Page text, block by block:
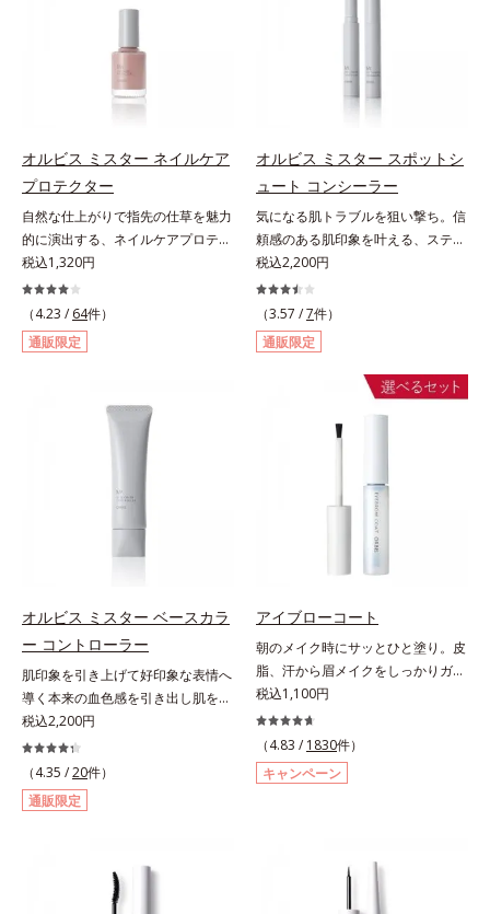
無限大。もちろん単色使いもOK！
イヤーで、幾通りもの旬なアイメイ
クをお楽しみください。
タイリッシュブラウン。茶色味がか
った髪色の人におすすめ。【ご使用
のスクリューブラシで毛流れを整え
た後、中央から眉山に向かって眉毛
の隙間を埋めるように描きます。②
眉山から眉尻へ描き、眉頭を整えま
す。③最後に、スクリューブラシで
全体を軽くぼかします。■ヒゲやも
みあげに使用する場合①付属のスク
リューブラシで毛流れを整えた後、
軸先の細い方を使って毛を一本ずつ
書き足すように足りない部分や整え
たい部分を描きます。②最後に毛流
れに沿ってスクリューブラシで軽く
オルビス ミスター ネイルケア
プロテクター
自然な仕上がりで指先の仕草を魅力
的に演出する、ネイルケアプロテク
ター。ハーフマットな仕上がりで自
爪をきれいに整え、日常の何気ない
手元・指先の仕草を魅力的に演出す
る、ネイルケアプロテクターで
す。“塗ってる感”がなく、自爪をナ
するだけ。スピーディマット処方で
すばやく乾き、何かと目に触れがち
な指先に、さり気なく信頼感を宿し
ます。【色説明】（01）：”塗って
る感”を感じさせない、ほんのり血
元へ導くくすみピンク【ご使用方
す。②筆と軸についた液をビンの口
元でしごき、量を調整してから自爪
に直接塗ります。2度塗りすると、
より美しい仕上がりになります。
税込1,320円
（4.23 / 64件）
通販限定
オルビス ミスター スポットシ
ュート コンシーラー
気になる肌トラブルを狙い撃ち。信
頼感のある肌印象を叶える、スティ
ックコンシーラー。自然な仕上がり
とカバー力を両立させた、スティッ
ク状のコンシーラーです。「6mm
口径スポットシューター設計」で、
まるでバスケのシュートを決めるよ
うに、突然のニキビやシミ、クマな
どの肌トラブルを簡単に狙い撃ち。
線を描くように気になる部分を塗り
つぶし、指でやさしくなじませるだ
バー。指にとって重ねづけすると、
さらにハイカバーな仕上がりに。テ
クニック不要で初心者でも安心の使
ラの感触で、いつでも絶好調の肌を
叶えます(*)。* メイク効果による
【ご使用方法】2～3ｍｍくり出し、
カバーしたい部分に直接つけてくだ
さい。さらにカバー効果を出したい
ときは、重ねづけしてください。
税込2,200円
（3.57 /7件）
通販限定
オルビス ミスター ベースカラ
ー コントローラー
肌印象を引き上げて好印象な表情へ
導く本来の血色感を引き出し肌を均
一に整えるベースカラー。スキンケ
ア感覚で絶好調な肌へ整えるベース
コントロールカラーです。肌トラブ
ルを“覆い隠す”のではなく、“光で整
える”オレンジフィルター理論に着
て、血色のよいイキイキとした印象
の「赤」を肌にプラス。毛穴のデコ
税込2,200円
（4.35 /20件）
通販限定
アイブローコート
朝のメイク時にサッとひと塗り。皮
脂、汗から眉メイクをしっかりガー
ド！。メイク時に描いた眉の上から
サッとひと塗りするだけで、描いた
ままの美しい眉を長時間キープしま
す。汗、皮脂、こすれなどから美し
い眉をしっかり守るウォータープル
なので、塗ったことを忘れてしまう
くらい自然な仕上がり。毎日使うも
税込1,100円
（4.83 / 1830件）
キャンペーン